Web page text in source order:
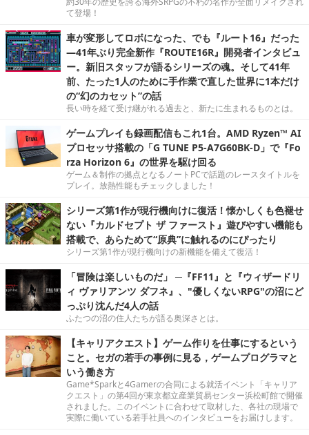
て登場！
車が変形してロボになった、でも『ルート16』だった
―41年ぶり完全新作『ROUTE16R』開発者インタビュ
ー。新旧スタッフが語るシリーズの魂。そして41年
前、たった1人のために手作業で直した世界に1本だけ
の“幻のカセット”の話
長い時を経て受け継がれる過去と、新たに生まれるものとは。
ゲームプレイも録画配信もこれ1台。AMD Ryzen™ AI
プロセッサ搭載の「G TUNE P5-A7G60BK-D」で『Fo
rza Horizon 6』の世界を駆け回る
ゲーム＆制作の拠点となるノートPCで話題のレースタイトルを
プレイ。放熱性能もチェックしました！
シリーズ第1作が現行機向けに復活！懐かしくも色褪せ
ない『カルドセプト ザ ファースト』遊びやすい機能も
搭載で、あらためて“原典”に触れるのにぴったり
シリーズ第1作が現行機向けの新機能を備えて復活！
「冒険は楽しいものだ」 ─『FF11』と『ウィザードリ
ィ ヴァリアンツ ダフネ』、"優しくないRPG"の沼にど
っぷり沈んだ4人の話
ふたつの沼の住人たちが語る奥深さとは。
【キャリアクエスト】ゲーム作りを仕事にするという
こと。セガの若手の事例に見る，ゲームプログラマと
いう働き方
Game*Sparkと4Gamerの合同による就活イベント「キャリア
クエスト」の第4回が東京都立産業貿易センター浜松町館で開催
されました。このイベントに合わせて取材した、各社の現場で
実際に働いている若手社員へのインタビューをお届けします。